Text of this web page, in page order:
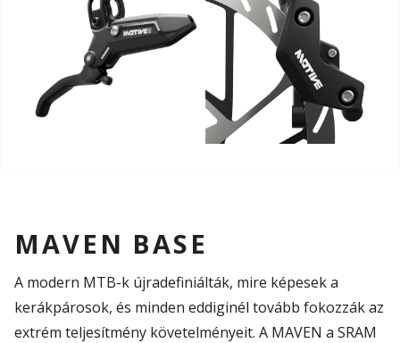
MAVEN BASE
A modern MTB-k újradefiniálták, mire képesek a
kerákpárosok, és minden eddiginél tovább fokozzák az
extrém teljesítmény követelményeit. A MAVEN a SRAM